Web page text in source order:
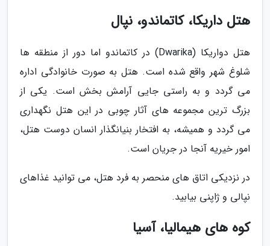
هتل داریکا، کاتماندو، نپال
هتل دواریکا (Dwarika) در کاتماندو اما دور از منطقه ها
شلوغ شهر واقع شده است. هتل به صورت خانوادگی اداره
می گردد و به راستی جایی آرامش بخش است. یکی از
بزرگ ترین مجموعه های آثار چوبی در این هتل نگهداری
می گردد و همیشه، به افتخار بنیانگذار انسان دوست هتل،
امور خیریه آنجا در جریان است.
در نزدیکی اتاق های منحصر به فرد هتل، می توانید غذاهای
نپالی و ژاپنی بیابید.
کوه های هیمالیا، آسیا